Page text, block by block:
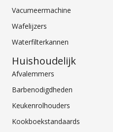
Vacumeermachine
Wafelijzers
Waterfilterkannen
Huishoudelijk
Afvalemmers
Barbenodigdheden
Keukenrolhouders
Kookboekstandaards